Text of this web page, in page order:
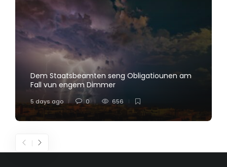
Dem Staatsbeamten seng Obligatiounen am
Fall vun engem Dimmer
5 days ago 0 656